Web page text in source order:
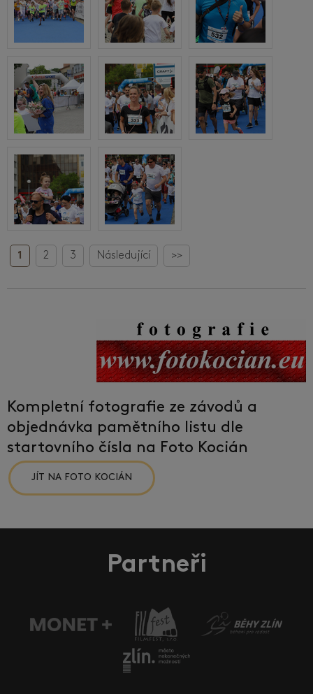
1 2 3 Následující >>
Kompletní fotografie ze závodů a
objednávka pamětního listu dle
startovního čísla na Foto Kocián
JÍT NA FOTO KOCIÁN
Partneři